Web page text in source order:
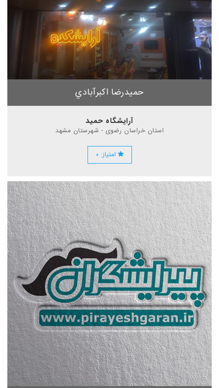
حميدرضا اكبرآبادي
آرایشگاه حميد
استان خراسان رضوی - شهرستان مشهد
امتیاز: ۰